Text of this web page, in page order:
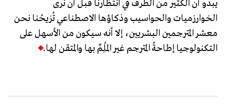
يبدو أن الكثير من الطُرف في انتظارنا قبل أن نرى
الخوارزميات والحواسيب وذكاؤها الاصطناعي تُزيحُنا نحن
معشر المترجمين البشريين، إلا أنه سيكون من الأسهل على
التكنولوجيا إطاحةُ المترجم غير المُلِمِّ بها والمتقن لها.